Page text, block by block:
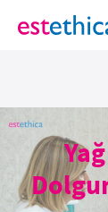
section Service {